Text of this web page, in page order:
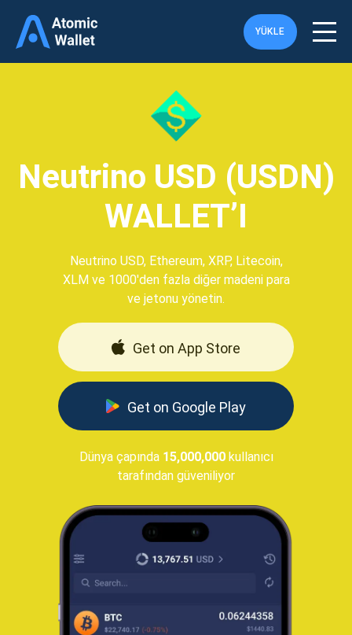
YÜKLE
Neutrino USD (USDN)
WALLET’I
Neutrino USD, Ethereum, XRP, Litecoin,
XLM ve 1000'den fazla diğer madeni para
ve jetonu yönetin.
Get on App Store
Get on Google Play
Dünya çapında 15,000,000kullanıcı
tarafından güveniliyor